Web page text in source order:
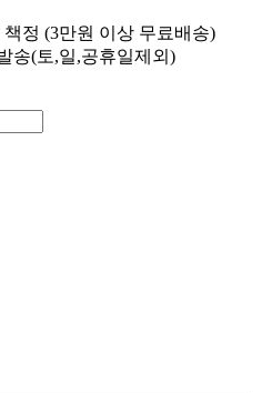
정 (3만원 이상 무료배송)
송(토,일,공휴일제외)